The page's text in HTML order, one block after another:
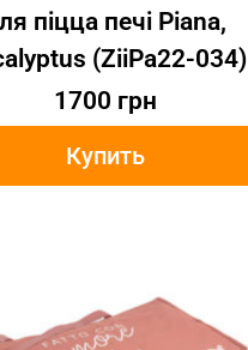
піцца печі Piana,
(ZiiPa22-034)
1700 грн
Купить